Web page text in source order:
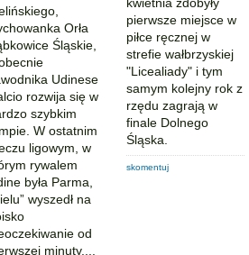
Orła
Śląskie,
Udinese
rozwija się w
szybkim
W ostatnim
ligowym, w
rywalem
była Parma,
wyszedł na
od
minuty....
pierwsze miejsce w
piłce ręcznej w
strefie wałbrzyskiej
"Licealiady" i tym
samym kolejny rok z
rzędu zagrają w
finale Dolnego
Śląska.
skomentuj